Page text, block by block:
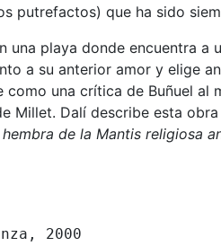
putrefactos) que ha sido
playa donde encuentra
a su anterior amor y elige
una crítica de Buñuel
Millet. Dalí describe esta
de la Mantis religiosa
2000